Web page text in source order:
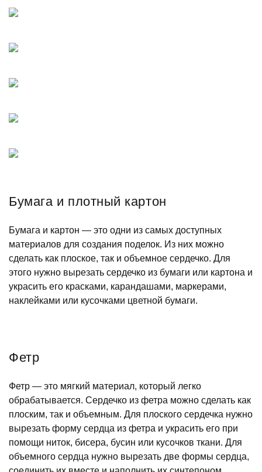
Бумага и плотный картон
Бумага и картон — это одни из самых доступных
материалов для создания поделок. Из них можно
сделать как плоское, так и объемное сердечко. Для
этого нужно вырезать сердечко из бумаги или картона и
украсить его красками, карандашами, маркерами,
наклейками или кусочками цветной бумаги.
Фетр
Фетр — это мягкий материал, который легко
обрабатывается. Сердечко из фетра можно сделать как
плоским, так и объемным. Для плоского сердечка нужно
вырезать форму сердца из фетра и украсить его при
помощи ниток, бисера, бусин или кусочков ткани. Для
объемного сердца нужно вырезать две формы сердца,